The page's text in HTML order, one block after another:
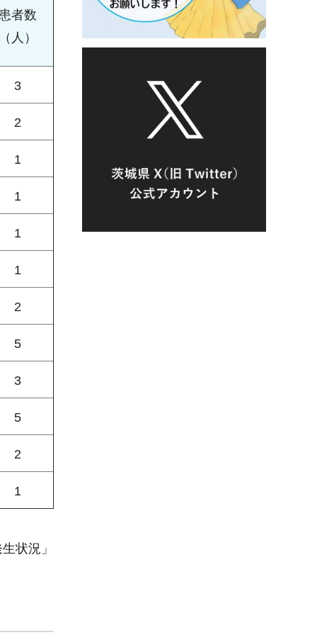
者数
人）
3
2
1
1
1
1
2
5
3
5
2
1
状況」